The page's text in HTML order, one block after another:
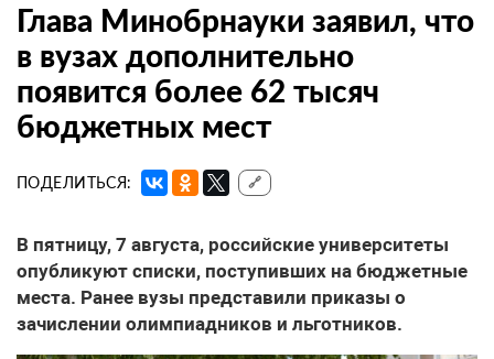
Глава Минобрнауки заявил, что
в вузах дополнительно
появится более 62 тысяч
бюджетных мест
ПОДЕЛИТЬСЯ: 🔗
В пятницу, 7 августа, российские университеты
опубликуют списки, поступивших на бюджетные
места. Ранее вузы представили приказы о
зачислении олимпиадников и льготников.